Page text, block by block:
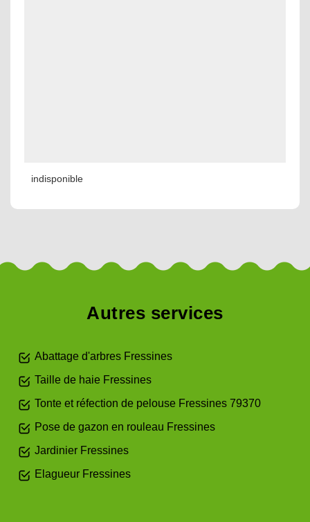
indisponible
Autres services
Abattage d'arbres Fressines
Taille de haie Fressines
Tonte et réfection de pelouse Fressines 79370
Pose de gazon en rouleau Fressines
Jardinier Fressines
Elagueur Fressines